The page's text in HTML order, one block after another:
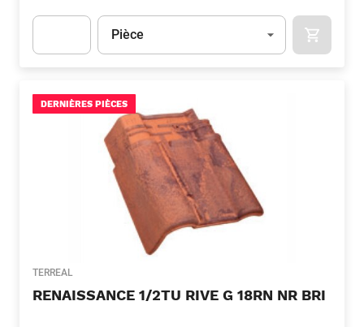
Unité
Pièce
DERNIÈRES PIÈCES
TERREAL
RENAISSANCE 1/2TU RIVE G 18RN NR BRI